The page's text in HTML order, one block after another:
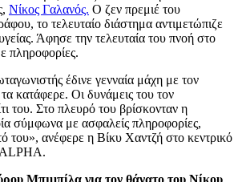
Νίκος Γαλανός. O ζεν πρεμιέ του
το τελευταίο διάστημα αντιμετώπιζε
Άφησε την τελευταία του πνοή στο
πληροφορίες.
έδινε γενναία μάχη με τον
κατάφερε. Οι δυνάμεις του τον
του. Στο πλευρό του βρίσκονταν η
σύμφωνα με ασφαλείς πληροφορίες,
του», ανέφερε η Βίκυ Χαντζή στο κεντρικό
ALPHA.